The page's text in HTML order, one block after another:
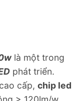
là một trong
phát triển.
cấp, chip led